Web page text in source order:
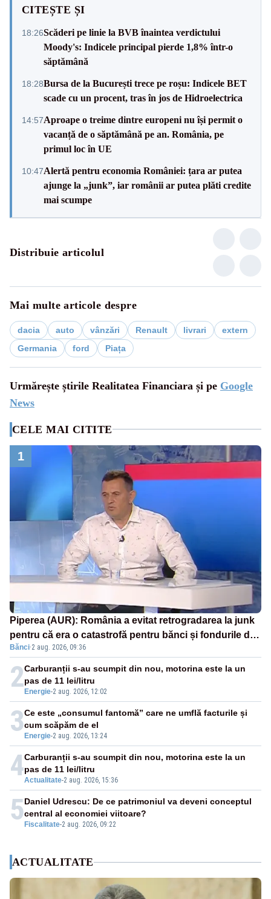
CITEȘTE ȘI
18:26Scăderi pe linie la BVB înaintea verdictului
Moody's: Indicele principal pierde 1,8% într-o
săptămână
18:28Bursa de la București trece pe roșu: Indicele BET
scade cu un procent, tras în jos de Hidroelectrica
14:57Aproape o treime dintre europeni nu își permit o
vacanță de o săptămână pe an. România, pe
primul loc în UE
10:47Alertă pentru economia României: țara ar putea
ajunge la „junk”, iar românii ar putea plăti credite
mai scumpe
Distribuie articolul
Mai multe articole despre
dacia auto vânzări Renault livrari
extern
Germania
ford Piața
Urmărește știrile Realitatea Financiara și pe Google
News
CELE MAI CITITE
1
Piperea (AUR): România a evitat retrogradarea la junk
pentru că era o catastrofă pentru bănci și fondurile de
pensii
Bănci·2 aug. 2026, 09:36
2 Energie-2 aug. 2026, 12:02
Carburanții s-au scumpit din nou, motorina este la un
pas de 11 lei/litru
3 Energie-2 aug. 2026, 13:24
Ce este „consumul fantomă” care ne umflă facturile și
cum scăpăm de el
4Actualitate-2 aug. 2026, 15:36
Carburanții s-au scumpit din nou, motorina este la un
pas de 11 lei/litru
5 Fiscalitate-2 aug. 2026, 09:22
Daniel Udrescu: De ce patrimoniul va deveni conceptul
central al economiei viitoare?
ACTUALITATE